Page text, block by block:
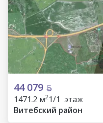
44 079
1471.2 м21/1 этаж
Витебский район